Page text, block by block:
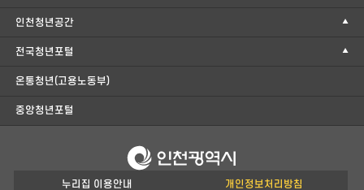
인천청년공간
전국청년포털
온통청년(고용노동부)
중앙청년포털
누리집 이용안내 개인정보처리방침